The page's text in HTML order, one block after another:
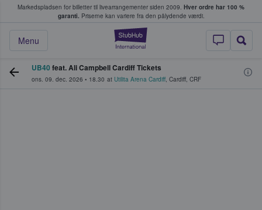
Markedspladsen for billetter til livearrangementer siden 2009. Hver ordre har 100 %
garanti. Priserne kan variere fra den pålydende værdi.
StubHub - Hvor
Menu
køber og sælger billetter
UB40 feat. Ali Campbell Cardiff Tickets
ons. 09. dec. 2026 • 18.30 at Utilita Arena Cardiff, Cardiff, CRF